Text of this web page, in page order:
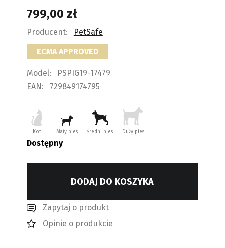
Producent: PetSafe
ECMA APPROVED
Model:
PSPIG19-17479
EAN:
729849174795
Kot Mały pies Średni pies Duży pies
799,00 zł
Dostępny
DODAJ DO KOSZYKA
Zapytaj o produkt
Opinie o produkcie